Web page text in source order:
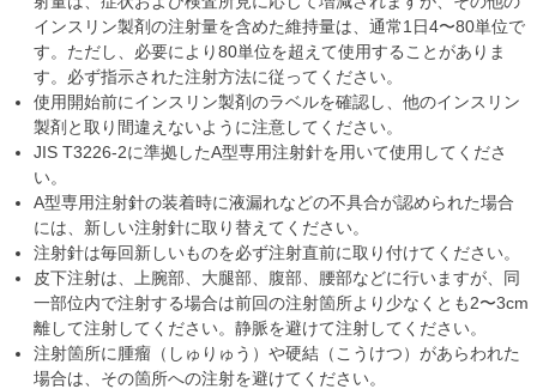
インスリン製剤の注射量を含めた維持量は、通常1日4〜80単位で
す。ただし、必要により80単位を超えて使用することがありま
す。必ず指示された注射方法に従ってください。
使用開始前にインスリン製剤のラベルを確認し、他のインスリン
製剤と取り間違えないように注意してください。
JIS T3226-2に準拠したA型専用注射針を用いて使用してくださ
い。
A型専用注射針の装着時に液漏れなどの不具合が認められた場合
には、新しい注射針に取り替えてください。
注射針は毎回新しいものを必ず注射直前に取り付けてください。
皮下注射は、上腕部、大腿部、腹部、腰部などに行いますが、同
一部位内で注射する場合は前回の注射箇所より少なくとも2〜3cm
離して注射してください。静脈を避けて注射してください。
注射箇所に腫瘤（しゅりゅう）や硬結（こうけつ）があらわれた
場合は、その箇所への注射を避けてください。